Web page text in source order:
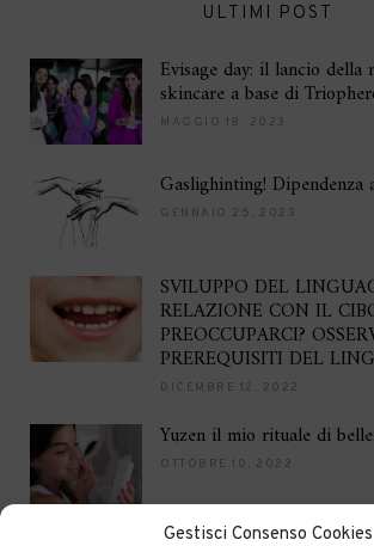
Gestisci Consenso Cookies
ULTIMI POST
Evisage day: il lancio della
skincare a base di
MAGGIO 18, 2023
Gaslighinting! Dipendenza
GENNAIO 25, 2023
SVILUPPO DEL
RELAZIONE CON IL
PREOCCUPARCI?
PREREQUISITI DEL
DICEMBRE 12, 2022
Yuzen il mio rituale di
OTTOBRE 10, 2022